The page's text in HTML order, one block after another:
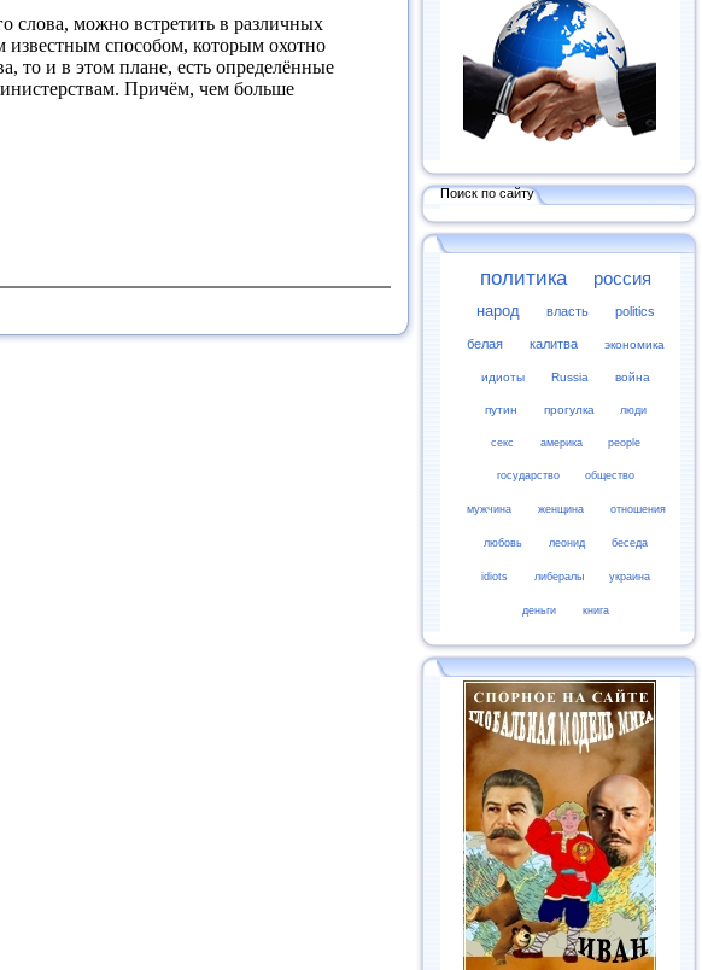
слова, можно встретить в различных
способом, которым охотно
то и в этом плане, есть определённые
Причём, чем больше
Поиск по сайту
политика россия
народ власть politics
белая калитва экономика
идиоты Russia война
путин прогулка люди
секс америка people
государство общество
мужчина женщина отношения
любовь леонид беседа
idiots либералы украина
деньги книга